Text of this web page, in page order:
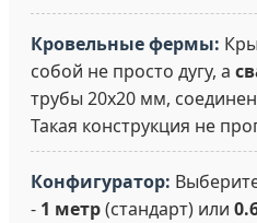
Кровельные фермы:
собой не просто дугу, а
трубы 20х20 мм,
Такая конструкция не
Конфигуратор:
- 1 метр(стандарт) или